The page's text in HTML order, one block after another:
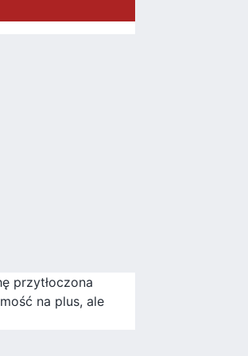
przytłoczona
na plus, ale